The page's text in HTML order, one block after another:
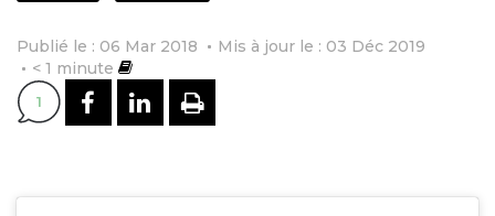
Publié le : 06 Mar 2018
Mis à jour le : 03 Déc 2019
< 1 minute
1 PARTAGER SUR FACEBOOK
PARTAGER SUR
IMPRIMER